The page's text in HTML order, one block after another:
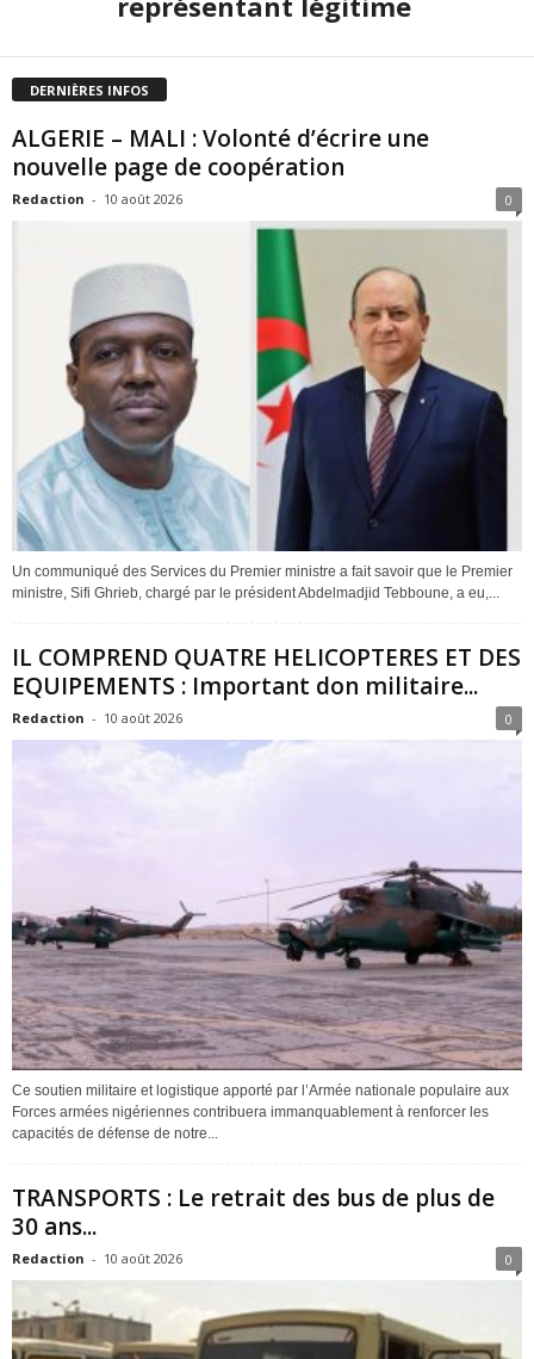
DERNIÈRES INFOS
ALGERIE – MALI : Volonté d’écrire une
nouvelle page de coopération
Redaction - 10 août 2026 0
Un communiqué des Services du Premier ministre a fait savoir que le Premier
ministre, Sifi Ghrieb, chargé par le président Abdelmadjid Tebboune, a eu,...
IL COMPREND QUATRE HELICOPTERES ET DES
EQUIPEMENTS : Important don militaire...
Redaction - 10 août 2026 0
Ce soutien militaire et logistique apporté par l’Armée nationale populaire aux
Forces armées nigériennes contribuera immanquablement à renforcer les
capacités de défense de notre...
TRANSPORTS : Le retrait des bus de plus de
30 ans...
Redaction - 10 août 2026 0